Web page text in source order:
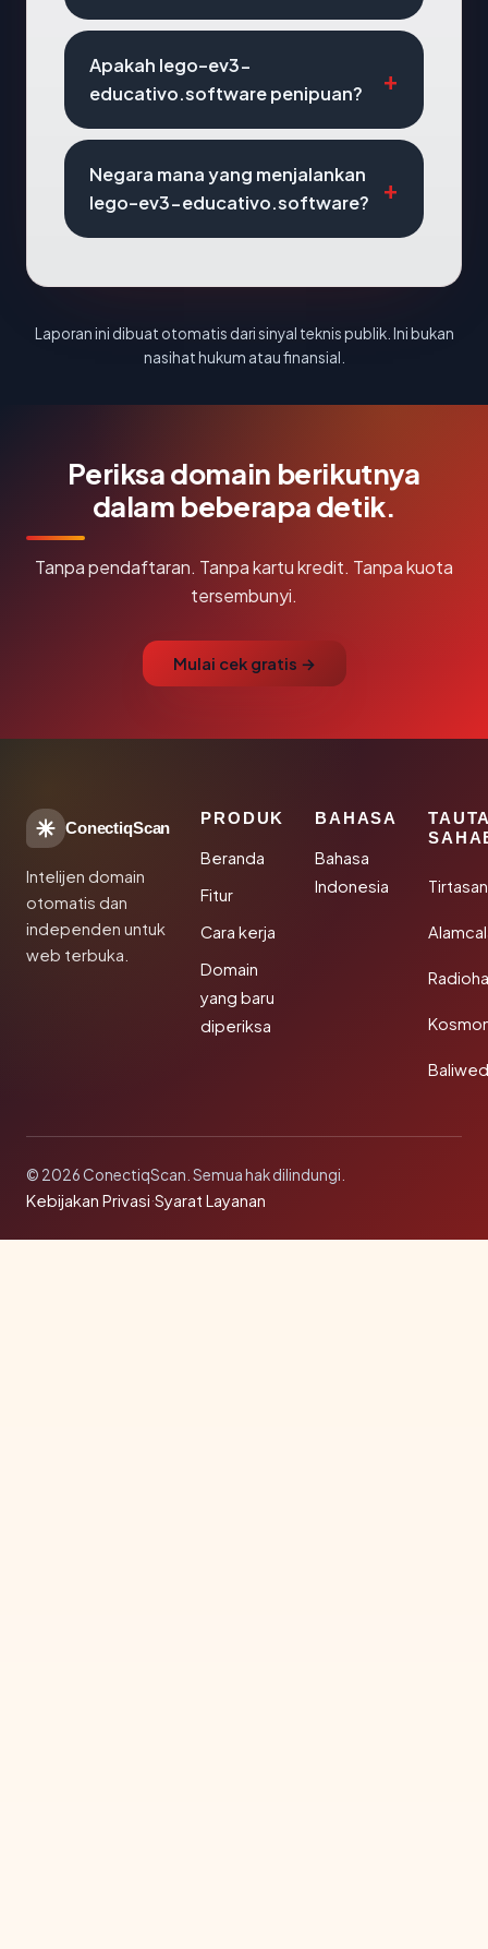
Apakah lego-ev3-
educativo.software penipuan?
Negara mana yang menjalankan
lego-ev3-educativo.software?
Laporan ini dibuat otomatis dari sinyal teknis publik. Ini bukan
nasihat hukum atau finansial.
Periksa domain berikutnya
dalam beberapa detik.
Tanpa pendaftaran. Tanpa kartu kredit. Tanpa kuota
tersembunyi.
Mulai cek gratis →
ConectiqScan
Intelijen domain
otomatis dan
independen untuk
web terbuka.
PRODUK
Beranda
Fitur
Cara kerja
Domain
yang baru
diperiksa
BAHASA
Bahasa
Indonesia
© 2026 ConectiqScan. Semua hak dilindungi.
Kebijakan Privasi·Syarat Layanan